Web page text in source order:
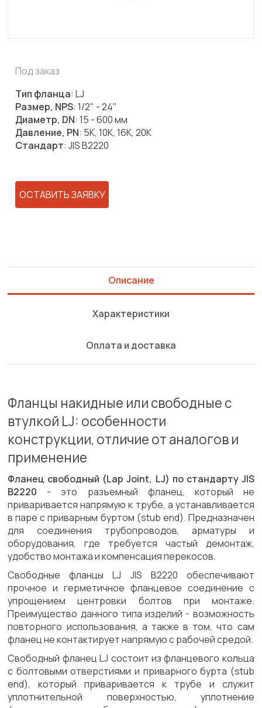
Под заказ
Тип фланца: LJ
Размер, NPS: 1/2" - 24"
Диаметр, DN: 15 - 600 мм
Давление, PN: 5K, 10K, 16K, 20K
Стандарт: JIS B2220
ОСТАВИТЬ ЗАЯВКУ
Описание
Характеристики
Оплата и доставка
Фланцы накидные или свободные с
втулкой LJ: особенности
конструкции, отличие от аналогов и
применение
Фланец свободный (Lap Joint, LJ) по стандарту JIS
B2220 - это разъемный фланец, который не
приваривается напрямую к трубе, а устанавливается
в паре с приварным буртом (stub end). Предназначен
для соединения трубопроводов, арматуры и
оборудования, где требуется частый демонтаж,
удобство монтажа и компенсация перекосов.
Свободные фланцы LJ JIS B2220 обеспечивают
прочное и герметичное фланцевое соединение с
упрощением центровки болтов при монтаже.
Преимущество данного типа изделий - возможность
повторного использования, а также в том, что сам
фланец не контактирует напрямую с рабочей средой.
Свободный фланец LJ состоит из фланцевого кольца
с болтовыми отверстиями и приварного бурта (stub
end), который приваривается к трубе и служит
уплотнительной поверхностью, уплотнение